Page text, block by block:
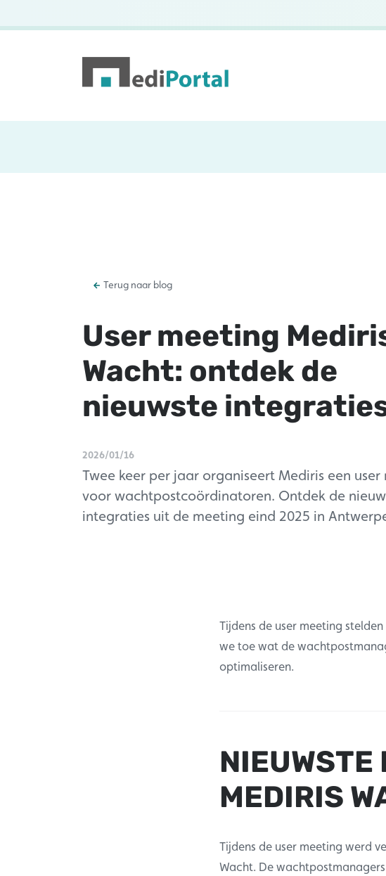
Terug naar blog
User meeting
Wacht: ontdek de
nieuwste
2026/01/16
Twee keer per jaar organiseert Mediris een user
voor wachtpostcoördinatoren. Ontdek de
integraties uit de meeting eind 2025 in
Tijdens de user meeting
we toe wat de
optimaliseren.
NIEUWSTE
MEDIRIS
Tijdens de user meeting werd
Wacht. De